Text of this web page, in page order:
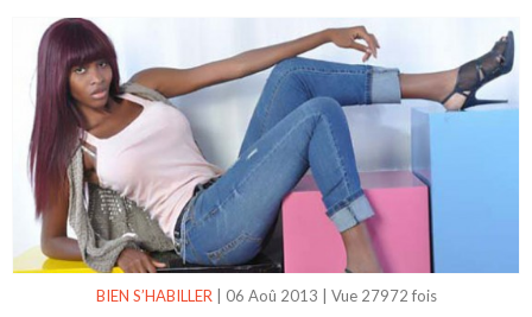
BIEN S’HABILLER| 06 Aoû 2013 Vue 27972 fois